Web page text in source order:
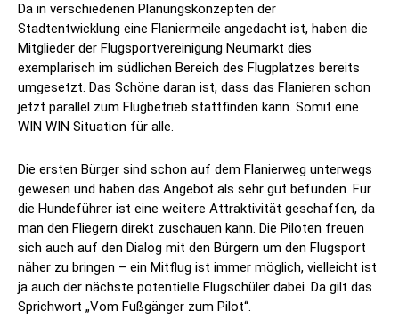
Da in verschiedenen Planungskonzepten der
Stadtentwicklung eine Flaniermeile angedacht ist, haben die
Mitglieder der Flugsportvereinigung Neumarkt dies
exemplarisch im südlichen Bereich des Flugplatzes bereits
umgesetzt. Das Schöne daran ist, dass das Flanieren schon
jetzt parallel zum Flugbetrieb stattfinden kann. Somit eine
WIN WIN Situation für alle.
Die ersten Bürger sind schon auf dem Flanierweg unterwegs
gewesen und haben das Angebot als sehr gut befunden. Für
die Hundeführer ist eine weitere Attraktivität geschaffen, da
man den Fliegern direkt zuschauen kann. Die Piloten freuen
sich auch auf den Dialog mit den Bürgern um den Flugsport
näher zu bringen – ein Mitflug ist immer möglich, vielleicht ist
ja auch der nächste potentielle Flugschüler dabei. Da gilt das
Sprichwort „Vom Fußgänger zum Pilot“.